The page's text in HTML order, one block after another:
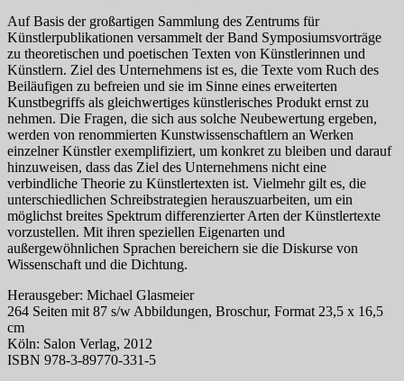
Auf Basis der großartigen Sammlung des Zentrums für
Künstlerpublikationen versammelt der Band Symposiumsvorträge
zu theoretischen und poetischen Texten von Künstlerinnen und
Künstlern. Ziel des Unternehmens ist es, die Texte vom Ruch des
Beiläufigen zu befreien und sie im Sinne eines erweiterten
Kunstbegriffs als gleichwertiges künstlerisches Produkt ernst zu
nehmen. Die Fragen, die sich aus solche Neubewertung ergeben,
werden von renommierten Kunstwissenschaftlern an Werken
einzelner Künstler exemplifiziert, um konkret zu bleiben und darauf
hinzuweisen, dass das Ziel des Unternehmens nicht eine
verbindliche Theorie zu Künstlertexten ist. Vielmehr gilt es, die
unterschiedlichen Schreibstrategien herauszuarbeiten, um ein
möglichst breites Spektrum differenzierter Arten der Künstlertexte
vorzustellen. Mit ihren speziellen Eigenarten und
außergewöhnlichen Sprachen bereichern sie die Diskurse von
Wissenschaft und die Dichtung.
Herausgeber: Michael Glasmeier
264 Seiten mit 87 s/w Abbildungen, Broschur, Format 23,5 x 16,5
cm
Köln: Salon Verlag, 2012
ISBN 978-3-89770-331-5